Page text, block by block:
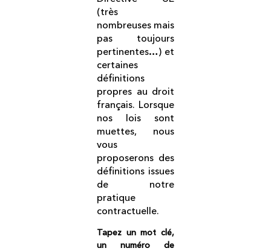
(très
nombreuses mais
pas toujours
pertinentes…) et
certaines
définitions
propres au droit
français. Lorsque
nos lois sont
muettes, nous
vous
proposerons des
définitions issues
de notre
pratique
contractuelle.
Tapez un mot clé,
un numéro de